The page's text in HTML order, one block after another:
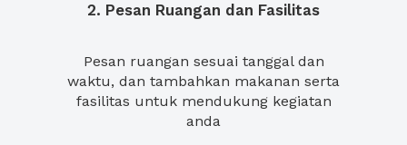
2. Pesan Ruangan dan Fasilitas
Pesan ruangan sesuai tanggal dan
waktu, dan tambahkan makanan serta
fasilitas untuk mendukung kegiatan
anda